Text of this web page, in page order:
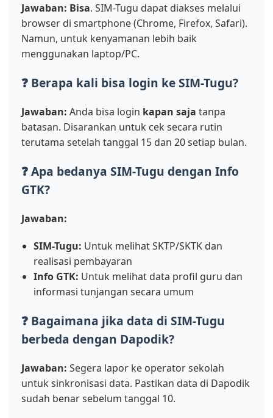
Jawaban: Bisa. SIM-Tugu dapat diakses melalui
browser di smartphone (Chrome, Firefox, Safari).
Namun, untuk kenyamanan lebih baik
menggunakan laptop/PC.
❓ Berapa kali bisa login ke SIM-Tugu?
Jawaban: Anda bisa login kapan saja tanpa
batasan. Disarankan untuk cek secara rutin
terutama setelah tanggal 15 dan 20 setiap bulan.
❓ Apa bedanya SIM-Tugu dengan Info
GTK?
Jawaban:
SIM-Tugu: Untuk melihat SKTP/SKTK dan
realisasi pembayaran
Info GTK: Untuk melihat data profil guru dan
informasi tunjangan secara umum
❓ Bagaimana jika data di SIM-Tugu
berbeda dengan Dapodik?
Jawaban: Segera lapor ke operator sekolah
untuk sinkronisasi data. Pastikan data di Dapodik
sudah benar sebelum tanggal 10.